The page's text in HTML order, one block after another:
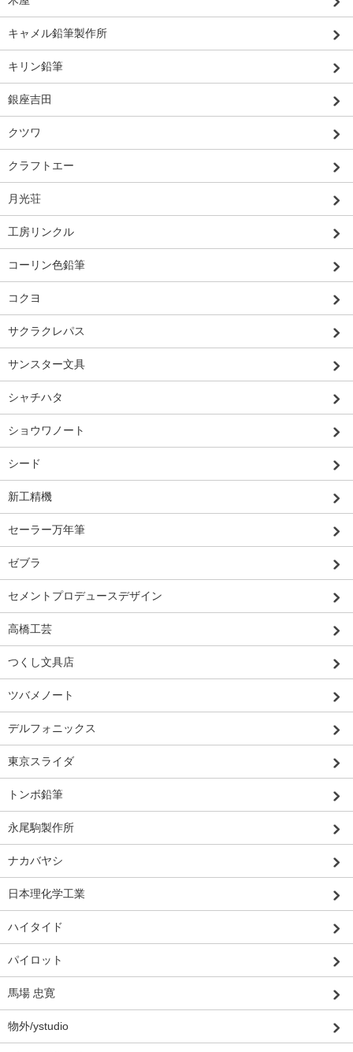
キャメル鉛筆製作所
キリン鉛筆
銀座吉田
クツワ
クラフトエー
月光荘
工房リンクル
コーリン色鉛筆
コクヨ
サクラクレパス
サンスター文具
シャチハタ
ショウワノート
シード
新工精機
セーラー万年筆
ゼブラ
セメントプロデュースデザイン
高橋工芸
つくし文具店
ツバメノート
デルフォニックス
東京スライダ
トンボ鉛筆
永尾駒製作所
ナカバヤシ
日本理化学工業
ハイタイド
パイロット
馬場 忠寛
物外/ystudio